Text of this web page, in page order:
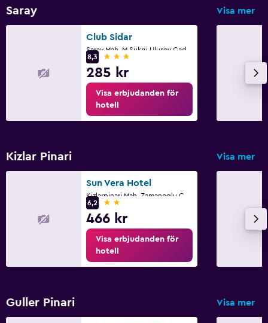
Saray Visa mer
Club Sidar
8,3
3 stjärnor
285 kr
Visa erbjudanden för
hotell
Kizlar Pinari Visa mer
Sun Vera Hotel
6,2
2 stjärnor
466 kr
Visa erbjudanden för
hotell
Guller Pinari Visa mer